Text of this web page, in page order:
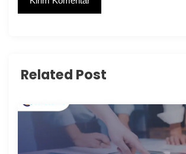
Related Post